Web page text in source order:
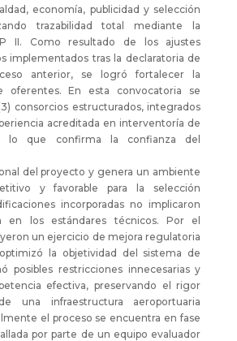
economía, publicidad y selección
trazabilidad total mediante la
II. Como resultado de los ajustes
implementados tras la declaratoria de
anterior, se logró fortalecer la
oferentes. En esta convocatoria se
consorcios estructurados, integrados
acreditada en interventoría de
lo que confirma la confianza del
del proyecto y genera un ambiente
y favorable para la selección
incorporadas no implicaron
en los estándares técnicos. Por el
un ejercicio de mejora regulatoria
la objetividad del sistema de
posibles restricciones innecesarias y
efectiva, preservando el rigor
una infraestructura aeroportuaria
el proceso se encuentra en fase
por parte de un equipo evaluador